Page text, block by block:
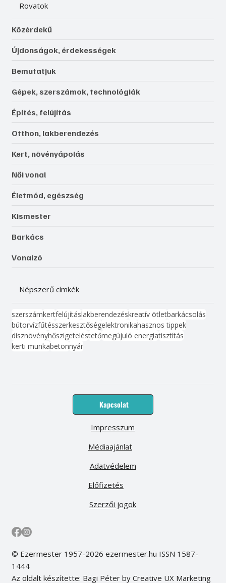
Rovatok
Közérdekű
Újdonságok, érdekességek
Bemutatjuk
Gépek, szerszámok, technológiák
Építés, felújítás
Otthon, lakberendezés
Kert, növényápolás
Női vonal
Életmód, egészség
Kismester
Barkács
Vonalzó
Népszerű címkék
szerszámkertfelújításlakberendezéskreatív ötletbarkácsolás
bútorvízfűtésszerkesztőségelektronikahasznos tippek
dísznövényhőszigeteléstetőmegújuló energiatisztítás
kerti munkabetonnyár
Kapcsolat
Médiaajánlat
Előfizetés
Impresszum
Adatvédelem
Szerzői jogok
© Ezermester 1957-2026 ezermester.hu ISSN 1587-
1444
Az oldalt készítette: Bagi Péter by Creative UX Marketing